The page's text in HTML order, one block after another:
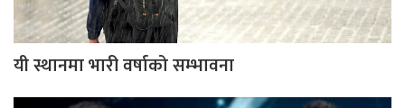
यी स्थानमा भारी वर्षाको सम्भावना